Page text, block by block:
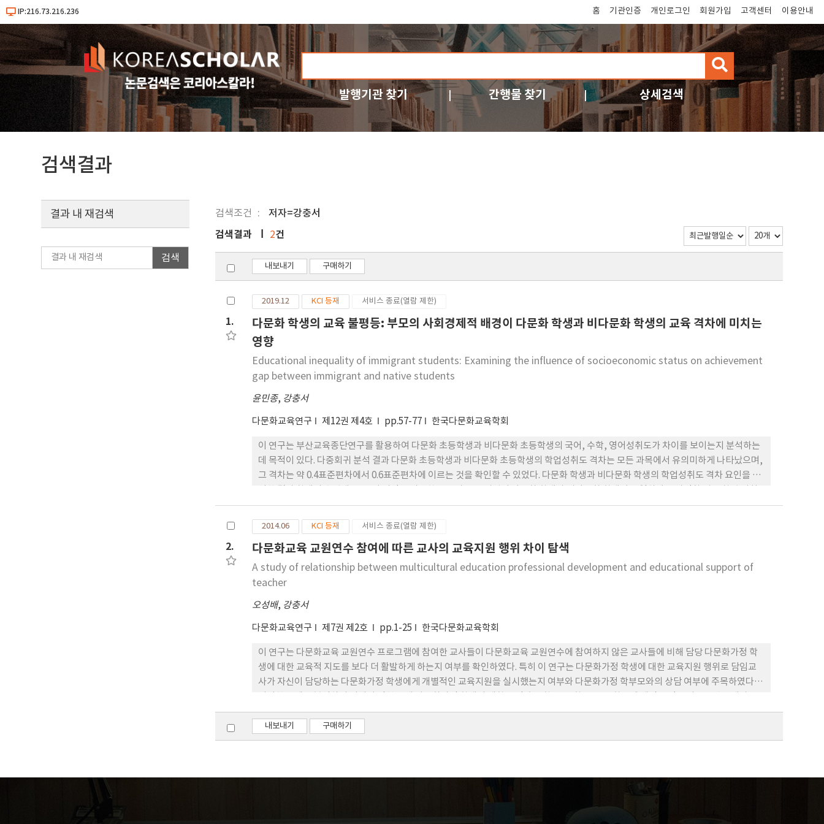
IP:216.73.216.236 홈 기관인증 개인로그인 회원가입 고객센터 이용안내
검
색
발행기관 찾기 간행물 찾기 상세검색
검색결과
검색조건 저자=강충서
결과 내 재검색
검색
검색결과 2건
내보내기 구매하기
1.
2019.12 KCI 등재 서비스 종료(열람 제한)
다문화 학생의 교육 불평등: 부모의 사회경제적 배경이 다문화 학생과 비다문화 학생의 교육 격차에 미치는
영향
Educational inequality of immigrant students: Examining the influence of socioeconomic status on achievement
gap between immigrant and native students
윤민종, 강충서
다문화교육연구 제12권 제4호 pp.57-77 한국다문화교육학회
이 연구는 부산교육종단연구를 활용하여 다문화 초등학생과 비다문화 초등학생의 국어, 수학, 영어성취도가 차이를 보이는지 분석하는
데 목적이 있다. 다중회귀 분석 결과 다문화 초등학생과 비다문화 초등학생의 학업성취도 격차는 모든 과목에서 유의미하게 나타났으며,
그 격차는 약 0.4표준편차에서 0.6표준편차에 이르는 것을 확인할 수 있었다. 다문화 학생과 비다문화 학생의 학업성취도 격차 요인을 분
도 격차는 약 60% 가까이 감소하는 것을 확인할 수 있었다. 그러나 다문화 학생이 더 많은 독서 시간과 수업 태도를 개선하고 부모의 교육
지원이 동일하다고 가정할지라도 다문화 학생은 비다문화 학생에 비해 학업성취도가 낮은 것으로 나타났다. 최종 분석 모형에서 사회경
제적 배경을 비롯한 가족 구성과 교육비를 투입한 결과 다문화 학생과 비다문화 학생의 학업성취도 격차는 사라지는 것을 확인할 수 있었
다. 다문화 학생과 비다문화 학생의 교육 불평등의 원인이 사회경제적 불평등에 기인한다는 사실을 실증적으로 보여주는 이 연구는 취약
계층의 교육 결과를 향상시키기 위해 보편적 복지의 확대가 요구된다는 점을 논의하고 있다.
2.
2014.06 KCI 등재 서비스 종료(열람 제한)
다문화교육 교원연수 참여에 따른 교사의 교육지원 행위 차이 탐색
A study of relationship between multicultural education professional development and educational support of
teacher
오성배, 강충서
다문화교육연구 제7권 제2호 pp.1-25 한국다문화교육학회
이 연구는 다문화교육 교원연수 프로그램에 참여한 교사들이 다문화교육 교원연수에 참여하지 않은 교사들에 비해 담당 다문화가정 학
생에 대한 교육적 지도를 보다 더 활발하게 하는지 여부를 확인하였다. 특히 이 연구는 다문화가정 학생에 대한 교육지원 행위로 담임교
사가 자신이 담당하는 다문화가정 학생에게 개별적인 교육지원을 실시했는지 여부와 다문화가정 학부모와의 상담 여부에 주목하였다.
로 설문 조사 결과를 분석 하였다. 통제변인을 고려한 로직스틱 회귀 모형에서 개별적인 교육지원 여부와 다문화교육 교원 연수 여부 간
의 관계는 통계적으로 유의하지 않았으나, 15시간 이상 다문화교육 교원연수 참여 여부는 긍정적으로 유의미한 관계가 있었다. 부모 상
담 여부의 경우는 최종 모형에서 다문화교육 교원연수의 효과는 양의 방향으로 유의미하게 남아 있었으며, 15시간 이상 연수 프로그램의
내보내기 구매하기